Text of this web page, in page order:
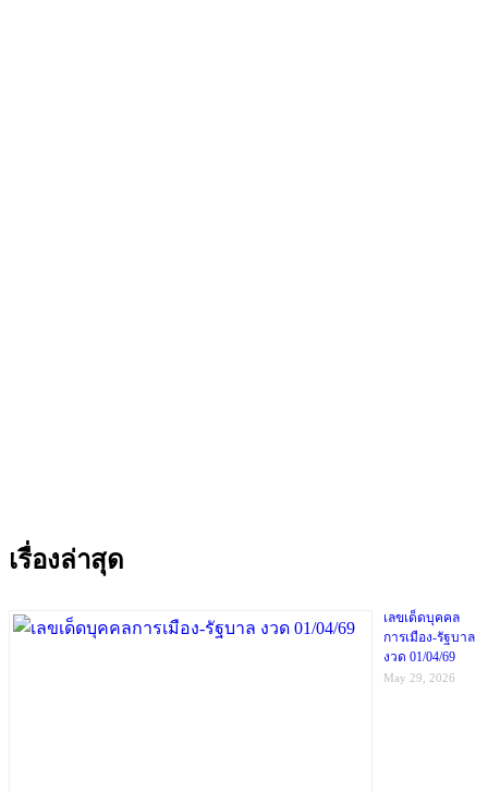
เรื่องล่าสุด
เลขเด็ดบุคคล
การเมือง-รัฐบาล
งวด 01/04/69
May 29, 2026